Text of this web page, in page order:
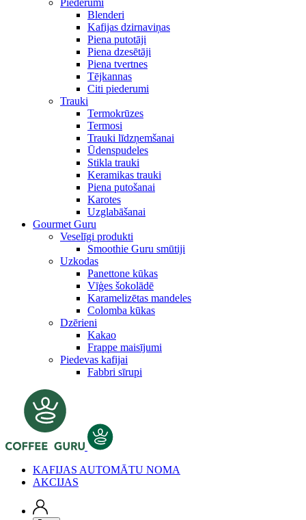
Piederumi
Blenderi
Kafijas dzirnaviņas
Piena putotāji
Piena dzesētāji
Piena tvertnes
Tējkannas
Citi piederumi
Trauki
Termokrūzes
Termosi
Trauki līdzņemšanai
Ūdenspudeles
Stikla trauki
Keramikas trauki
Piena putošanai
Karotes
Uzglabāšanai
Gourmet Guru
Veselīgi produkti
Smoothie Guru smūtiji
Uzkodas
Panettone kūkas
Vīģes šokolādē
Karamelizētas mandeles
Colomba kūkas
Dzērieni
Kakao
Frappe maisījumi
Piedevas kafijai
Fabbri sīrupi
KAFIJAS AUTOMĀTU NOMA
AKCIJAS